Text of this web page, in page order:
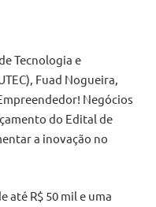
Tecnologia e
Fuad Nogueira,
Negócios
do Edital de
a inovação no
até R$ 50 mil e uma